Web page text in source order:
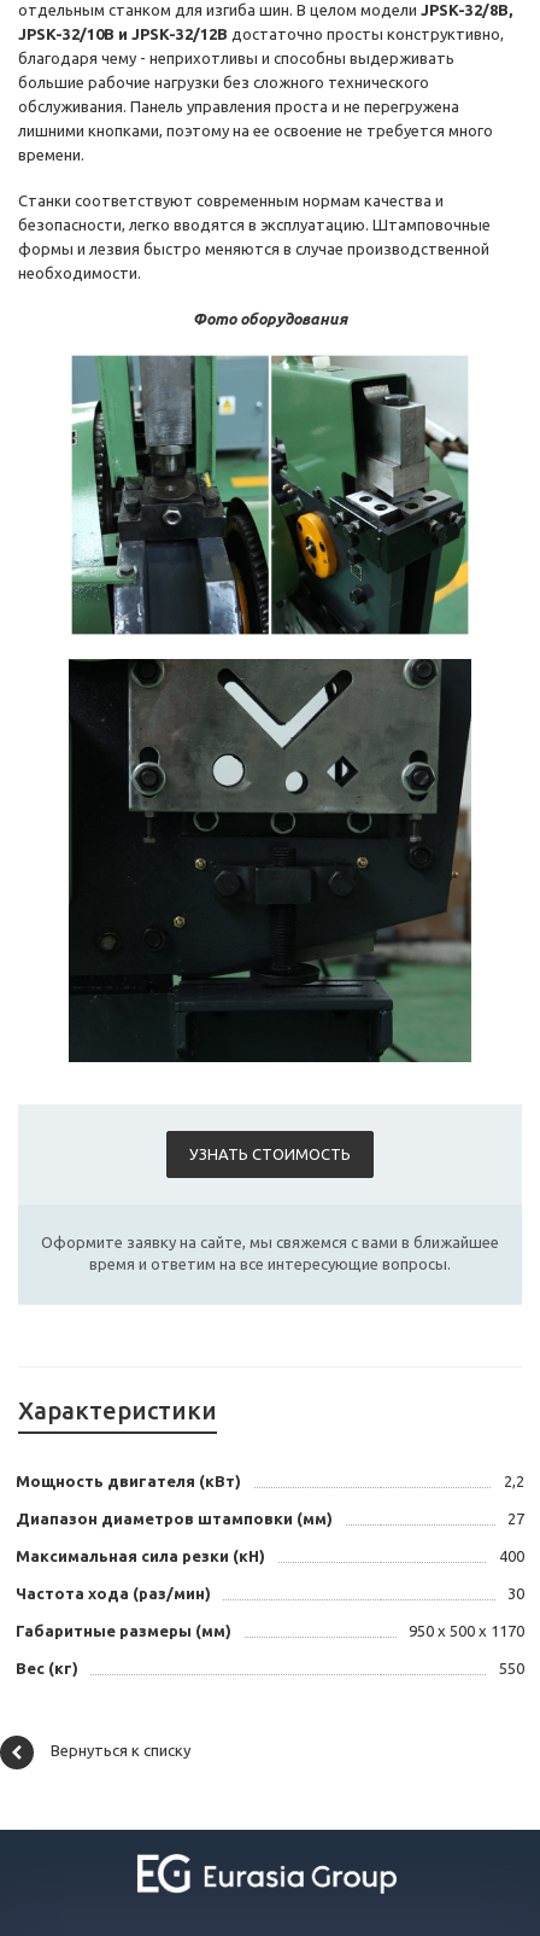
отдельным станком для изгиба шин. В целом модели JPSK-32/8B,
JPSK-32/10B и JPSK-32/12B достаточно просты конструктивно,
благодаря чему - неприхотливы и способны выдерживать
большие рабочие нагрузки без сложного технического
обслуживания. Панель управления проста и не перегружена
лишними кнопками, поэтому на ее освоение не требуется много
времени.
Станки соответствуют современным нормам качества и
безопасности, легко вводятся в эксплуатацию. Штамповочные
формы и лезвия быстро меняются в случае производственной
необходимости.
Фото оборудования
УЗНАТЬ СТОИМОСТЬ
Оформите заявку на сайте, мы свяжемся с вами в ближайшее
время и ответим на все интересующие вопросы.
Характеристики
Мощность двигателя (кВт) 2,2
Диапазон диаметров штамповки (мм) 27
Максимальная сила резки (кН) 400
Частота хода (раз/мин) 30
Габаритные размеры (мм) 950 х 500 х 1170
Вес (кг) 550
Вернуться к списку